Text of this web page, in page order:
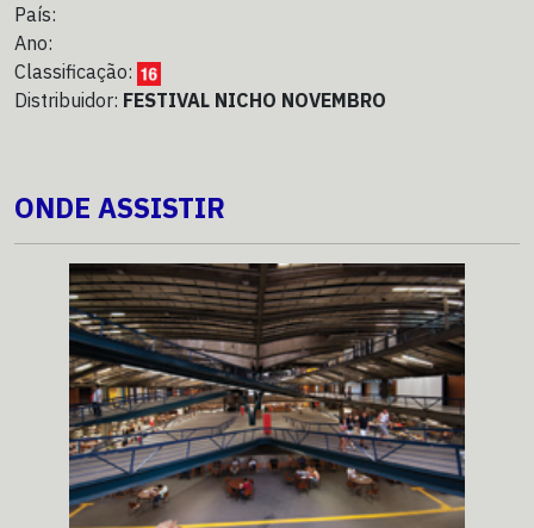
País:
Ano:
Classificação:
Distribuidor: FESTIVAL NICHO NOVEMBRO
ONDE ASSISTIR